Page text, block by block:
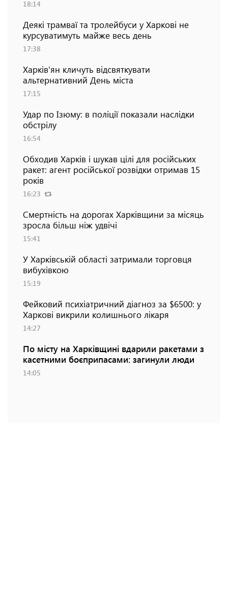
18:14
Деякі трамваї та тролейбуси у Харкові не
курсуватимуть майже весь день
17:38
Харків'ян кличуть відсвяткувати
альтернативний День міста
17:15
Удар по Ізюму: в поліції показали наслідки
обстрілу
16:54
Обходив Харків і шукав цілі для російських
ракет: агент російської розвідки отримав 15
років
16:23
Смертність на дорогах Харківщини за місяць
зросла більш ніж удвічі
15:41
У Харківській області затримали торговця
вибухівкою
15:19
Фейковий психіатричний діагноз за $6500: у
Харкові викрили колишнього лікаря
14:27
По місту на Харківщині вдарили ракетами з
касетними боєприпасами: загинули люди
14:05